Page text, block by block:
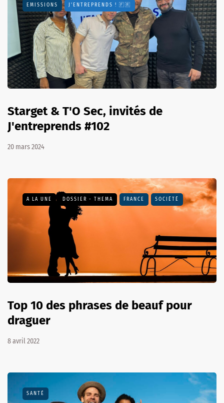
EMISSIONS J'ENTREPRENDS ! 🇫🇷
Starget & T'O Sec, invités de
J'entreprends #102
20 mars 2024
A LA UNE DOSSIER - THEMA FRANCE SOCIÉTÉ
Top 10 des phrases de beauf pour
draguer
8 avril 2022
SANTÉ